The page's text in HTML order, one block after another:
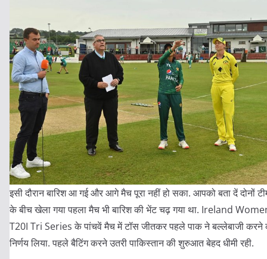
इसी दौरान बारिश आ गई और आगे मैच पूरा नहीं हो सका. आपको बता दें दोनों
के बीच खेला गया पहला मैच भी बारिश की भेंट चढ़ गया था. Ireland
T20I Tri Series के पांचवें मैच में टॉस जीतकर पहले पाक ने बल्लेबाजी करने
निर्णय लिया. पहले बैटिंग करने उतरी पाकिस्तान की शुरुआत बेहद धीमी रही.